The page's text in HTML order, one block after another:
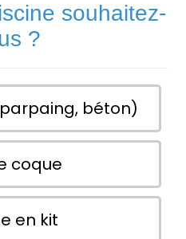
souhaitez-
?
béton)
coque
en kit